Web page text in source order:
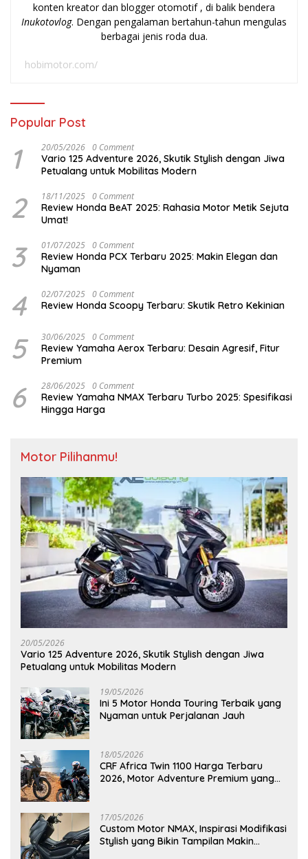
konten kreator dan blogger otomotif , di balik bendera
Inukotovlog. Dengan pengalaman bertahun-tahun mengulas
berbagai jenis roda dua.
hobimotor.com/
Popular Post
1 20/05/2026 0 Comment
Vario 125 Adventure 2026, Skutik Stylish dengan Jiwa
Petualang untuk Mobilitas Modern
2 18/11/2025 0 Comment
Review Honda BeAT 2025: Rahasia Motor Metik Sejuta
Umat!
3 01/07/2025 0 Comment
Review Honda PCX Terbaru 2025: Makin Elegan dan
Nyaman
4 02/07/2025 0 Comment
Review Honda Scoopy Terbaru: Skutik Retro Kekinian
5 30/06/2025 0 Comment
Review Yamaha Aerox Terbaru: Desain Agresif, Fitur
Premium
6 28/06/2025 0 Comment
Review Yamaha NMAX Terbaru Turbo 2025: Spesifikasi
Hingga Harga
Motor Pilihanmu!
20/05/2026
Vario 125 Adventure 2026, Skutik Stylish dengan Jiwa
Petualang untuk Mobilitas Modern
19/05/2026
Ini 5 Motor Honda Touring Terbaik yang
Nyaman untuk Perjalanan Jauh
18/05/2026
CRF Africa Twin 1100 Harga Terbaru
2026, Motor Adventure Premium yang
17/05/2026
Custom Motor NMAX, Inspirasi Modifikasi
Stylish yang Bikin Tampilan Makin